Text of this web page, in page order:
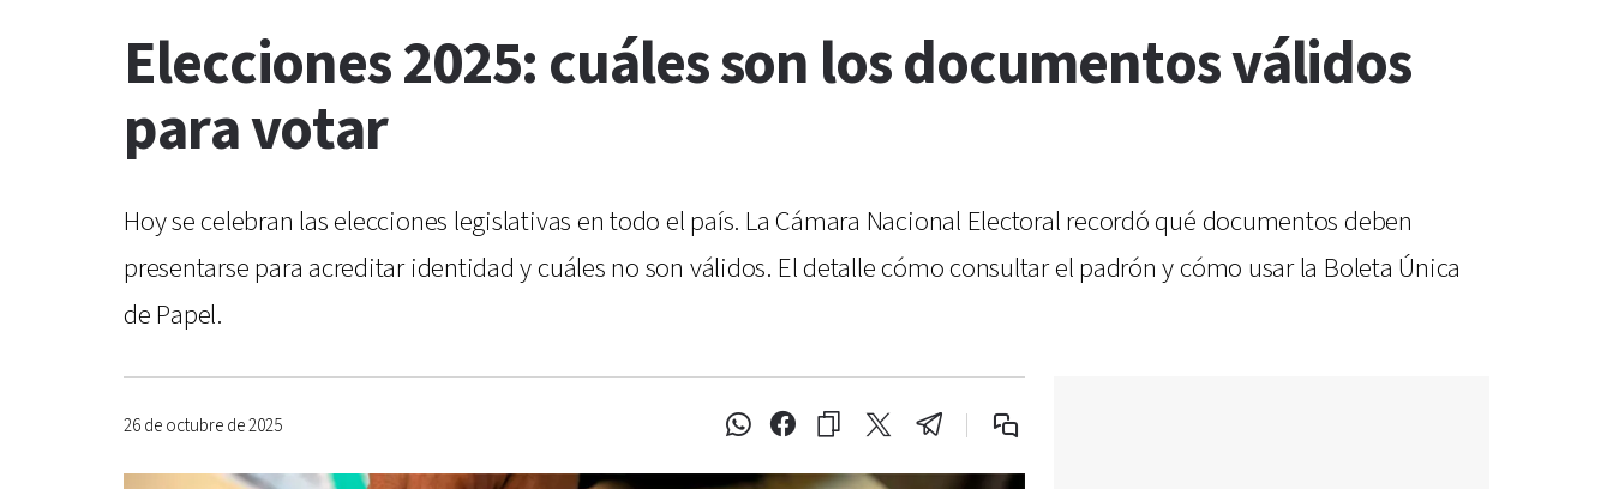
Elecciones 2025: cuáles son los documentos válidos
para votar
Hoy se celebran las elecciones legislativas en todo el país. La Cámara Nacional Electoral recordó qué documentos deben
presentarse para acreditar identidad y cuáles no son válidos. El detalle cómo consultar el padrón y cómo usar la Boleta Única
de Papel.
26 de octubre de 2025